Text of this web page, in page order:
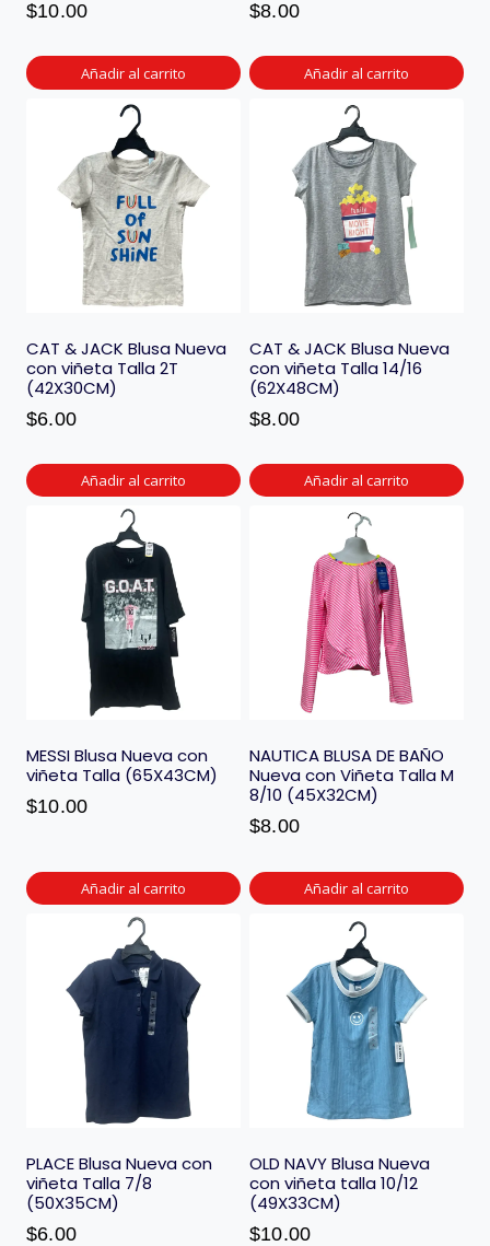
$10.00
Añadir al carrito
$8.00
Añadir al carrito
CAT & JACK Blusa Nueva
con viñeta Talla 2T
(42X30CM)
$6.00
Añadir al carrito
CAT & JACK Blusa Nueva
con viñeta Talla 14/16
(62X48CM)
$8.00
Añadir al carrito
MESSI Blusa Nueva con
viñeta Talla (65X43CM)
$10.00
Añadir al carrito
NAUTICA BLUSA DE BAÑO
Nueva con Viñeta Talla M
8/10 (45X32CM)
$8.00
Añadir al carrito
PLACE Blusa Nueva con
viñeta Talla 7/8
(50X35CM)
$6.00
OLD NAVY Blusa Nueva
con viñeta talla 10/12
(49X33CM)
$10.00